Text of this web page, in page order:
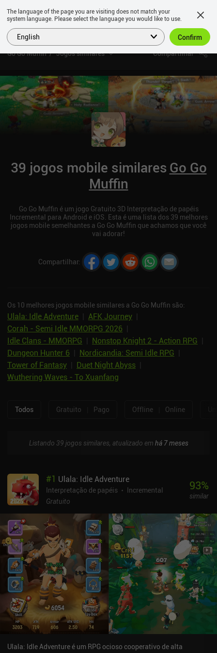
Go Go Muffin Jogos similares Compartilhar
39 jogos mobile similaresGo Go
Muffin
Go Go Muffin é um jogo Gratuito 3D Interpretação de papéis
Incremental para Android e iOS. Esta é uma lista dos 39 melhores
jogos mobile semelhantes a Go Go Muffin que achamos que você
vai adorar!
Compartilhar:
Os 10 melhores jogos mobile similares a Go Go Muffin são:
Ulala: Idle Adventure AFK Journey
Corah - Semi Idle MMORPG 2026
Idle Clans - MMORPG
Nonstop Knight 2 - Action RPG
Dungeon Hunter 6
Nordicandia: Semi Idle RPG
Tower of Fantasy
Duet Night Abyss
Wuthering Waves - To Xuanfang
Todos Gratuito Pago Offline Online
Listando 39 jogos similares, atualizado em há 7 meses
#1 Ulala: Idle Adventure
Interpretação de papéis
Incremental
Gratuito
93%
similar
Ulala: Idle Adventure é um RPG ocioso cooperativo de alta
The language of the page you are visiting does not match your
system language. Please select the language you would like to use.
English Confirm